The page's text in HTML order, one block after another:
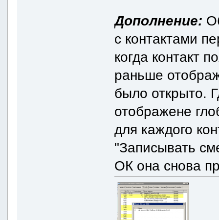
Дополнение:
с контактами
когда контакт
раньше
было открыто.
отображене
для каждого
"Записывать
ОК она снова